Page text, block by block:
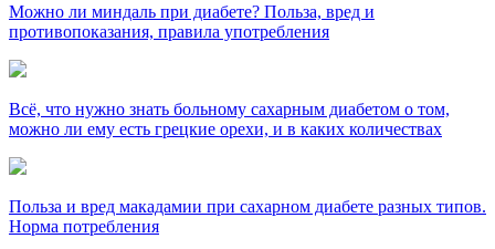
Можно ли миндаль при диабете? Польза, вред и
противопоказания, правила употребления
Всё, что нужно знать больному сахарным диабетом о том,
можно ли ему есть грецкие орехи, и в каких количествах
Польза и вред макадамии при сахарном диабете разных типов.
Норма потребления